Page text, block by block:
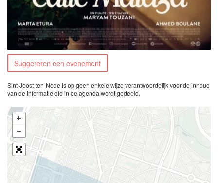
Suggereren een evenement
Sint-Joost-ten-Node is op geen enkele wijze verantwoordelijk voor de inhoud
van de informatie die in de agenda wordt gedeeld.